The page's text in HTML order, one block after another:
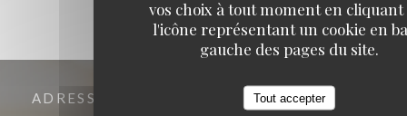
vos choix à tout moment en
l'icône représentant un cookie en
gauche des pages du site.
Tout accepter
ADRESSE